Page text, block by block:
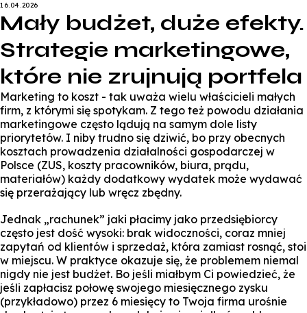
16.04.2026
Mały budżet, duże efekty.
Strategie marketingowe,
które nie zrujnują portfela
Marketing to koszt - tak uważa wielu właścicieli małych
firm, z którymi się spotykam. Z tego też powodu działania
marketingowe często lądują na samym dole listy
priorytetów. I niby trudno się dziwić, bo przy obecnych
kosztach prowadzenia działalności gospodarczej w
Polsce (ZUS, koszty pracowników, biura, prądu,
materiałów) każdy dodatkowy wydatek może wydawać
się przerażający lub wręcz zbędny.
Jednak „rachunek” jaki płacimy jako przedsiębiorcy
często jest dość wysoki: brak widoczności, coraz mniej
zapytań od klientów i sprzedaż, która zamiast rosnąć, stoi
w miejscu. W praktyce okazuje się, że problemem niemal
nigdy nie jest budżet. Bo jeśli miałbym Ci powiedzieć, że
jeśli zapłacisz połowę swojego miesięcznego zysku
(przykładowo) przez 6 miesięcy to Twoja firma urośnie